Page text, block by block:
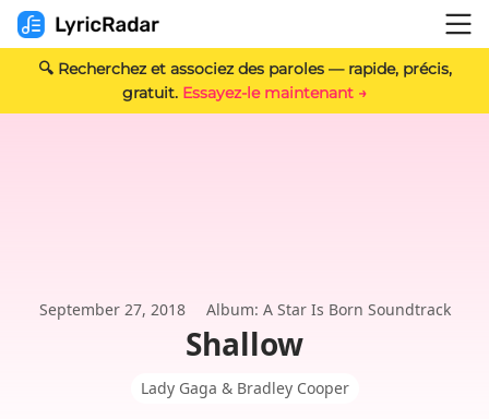
🔍 Recherchez et associez des paroles — rapide, précis,
gratuit. Essayez-le maintenant →
September 27, 2018 Album: A Star Is Born Soundtrack
Shallow
Lady Gaga & Bradley Cooper